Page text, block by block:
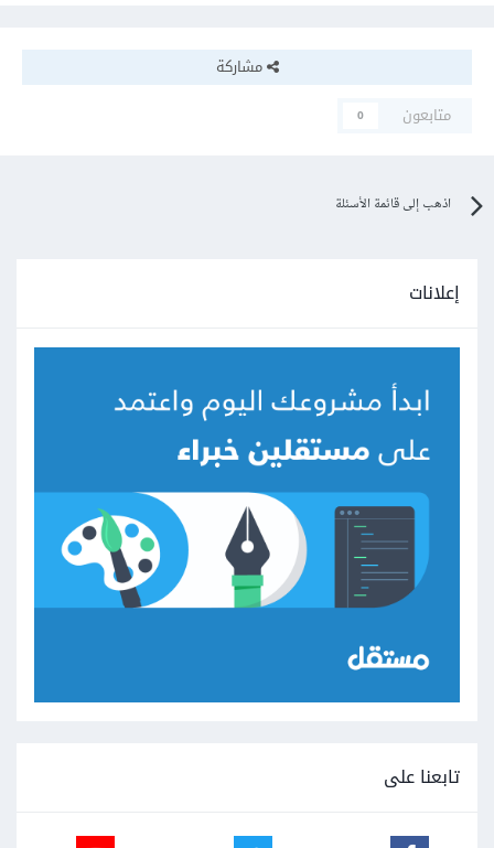
مشاركة
متابعون
0
اذهب إلى قائمة الأسئلة
إعلانات
تابعنا على